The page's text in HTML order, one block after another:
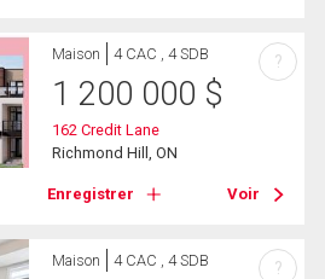
Maison 4 CAC , 4 SDB
1 200 000 $
162 Credit Lane
Richmond Hill, ON
Enregistrer Voir
?
Maison 4 CAC , 4 SDB ?